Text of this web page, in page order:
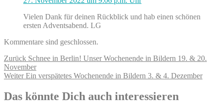
Vielen Dank für deinen Rückblick und hab einen schönen
ersten Adventsabend. LG
Kommentare sind geschlossen.
Beitragsnavigation
Zurück Vorheriger
Beitrag:
Schnee in Berlin! Unser Wochenende in Bildern 19. & 20.
November
Weiter Nächster
Ein verspätetes Wochenende in Bildern 3. & 4. Dezember
Das könnte Dich auch interessieren